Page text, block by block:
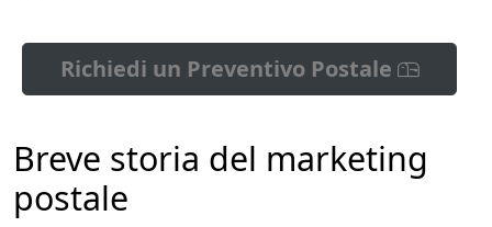
Richiedi un Preventivo Postale
Breve storia del marketing
postale